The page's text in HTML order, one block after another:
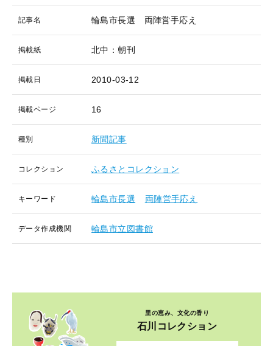
記事名 輪島市長選 両陣営手応え
掲載紙 北中：朝刊
掲載日 2010-03-12
掲載ページ 16
種別 新聞記事
コレクション ふるさとコレクション
キーワード 輪島市長選 両陣営手応え
データ作成機関 輪島市立図書館
里の恵み、文化の香り
石川コレクション